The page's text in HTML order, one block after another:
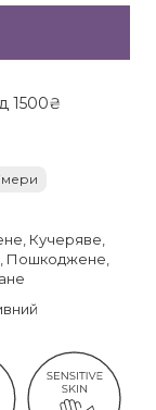
1500₴
Кучеряве,
Пошкоджене,